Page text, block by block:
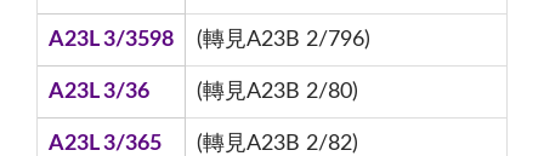
A23L 3/3598 (轉見A23B 2/796)
A23L 3/36 (轉見A23B 2/80)
A23L 3/365 (轉見A23B 2/82)